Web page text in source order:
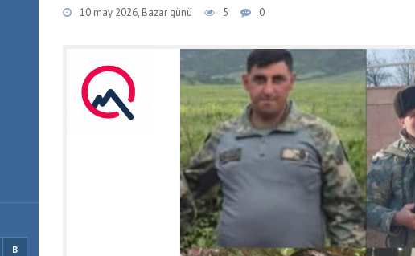
B
10 may 2026, Bazar günü 5 0